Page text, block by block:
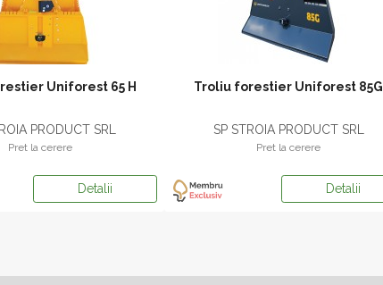
Uniforest 65 H
PRODUCT SRL
Pret la cerere
Detalii
Troliu forestier Uniforest 85G
SP STROIA PRODUCT SRL
Pret la cerere
Detalii